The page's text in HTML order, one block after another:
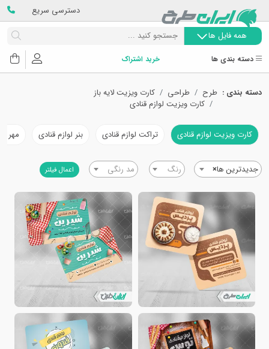
دسترسی سریع
همه فایل ها
دسته بندی ها خرید اشتراک
دسته بندی : طرح طراحی
کارت ویزیت لایه باز
کارت ویزیت لوازم قنادی
کارت ویزیت لوازم قنادی تراکت لوازم قنادی بنر لوازم قنادی مهر و
×جدیدترین ها رنگ مد رنگی اعمال فیلتر